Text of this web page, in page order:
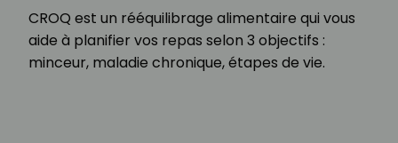
CROQ est un rééquilibrage alimentaire qui vous
aide à planifier vos repas selon 3 objectifs :
minceur, maladie chronique, étapes de vie.